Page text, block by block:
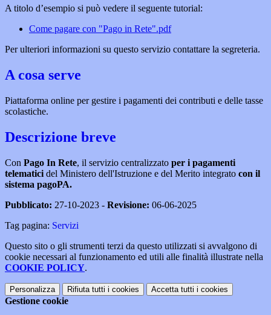
A titolo d’esempio si può vedere il seguente tutorial:
Come pagare con "Pago in Rete".pdf
Per ulteriori informazioni su questo servizio contattare la segreteria.
A cosa serve
Piattaforma online per gestire i pagamenti dei contributi e delle tasse
scolastiche.
Descrizione breve
Con Pago In Rete, il servizio centralizzato per i pagamenti
telematici del Ministero dell'Istruzione e del Merito integrato con il
sistema pagoPA.
Pubblicato: 27-10-2023 - Revisione: 06-06-2025
Tag pagina: Servizi
Questo sito o gli strumenti terzi da questo utilizzati si avvalgono di
cookie necessari al funzionamento ed utili alle finalità illustrate nella
COOKIE POLICY.
Personalizza Rifiuta tutti i cookies Accetta tutti i cookies
Gestione cookie